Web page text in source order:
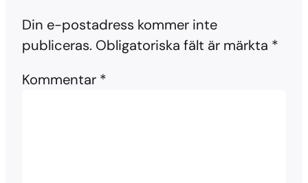
Din e-postadress kommer inte
publiceras. Obligatoriska fält är märkta *
Kommentar *